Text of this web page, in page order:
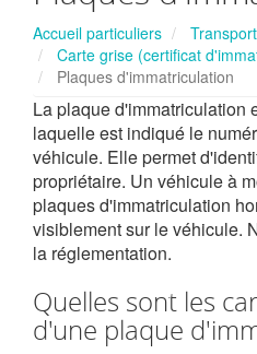
Accueil particuliers
Carte grise (certificat
Plaques d'immatriculation
La plaque d'immatriculation
laquelle est indiqué le
véhicule. Elle permet
propriétaire. Un véhicule à
plaques d'immatriculation
visiblement sur le véhicule.
la réglementation.
Quelles sont les
d'une plaque